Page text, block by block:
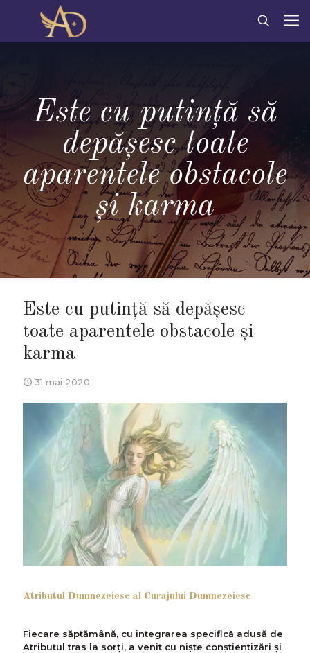
Este cu putință să
depășesc toate
aparentele obstacole
și karma
Este cu putință să depășesc
toate aparentele obstacole și
karma
31 mai 2020
Atributul Dumnezeiesc al Curajului Dumnezeiesc
Fiecare săptămână, cu integrarea specifică adusă de
Atributul tras la sorți, a venit cu niște conștientizări și